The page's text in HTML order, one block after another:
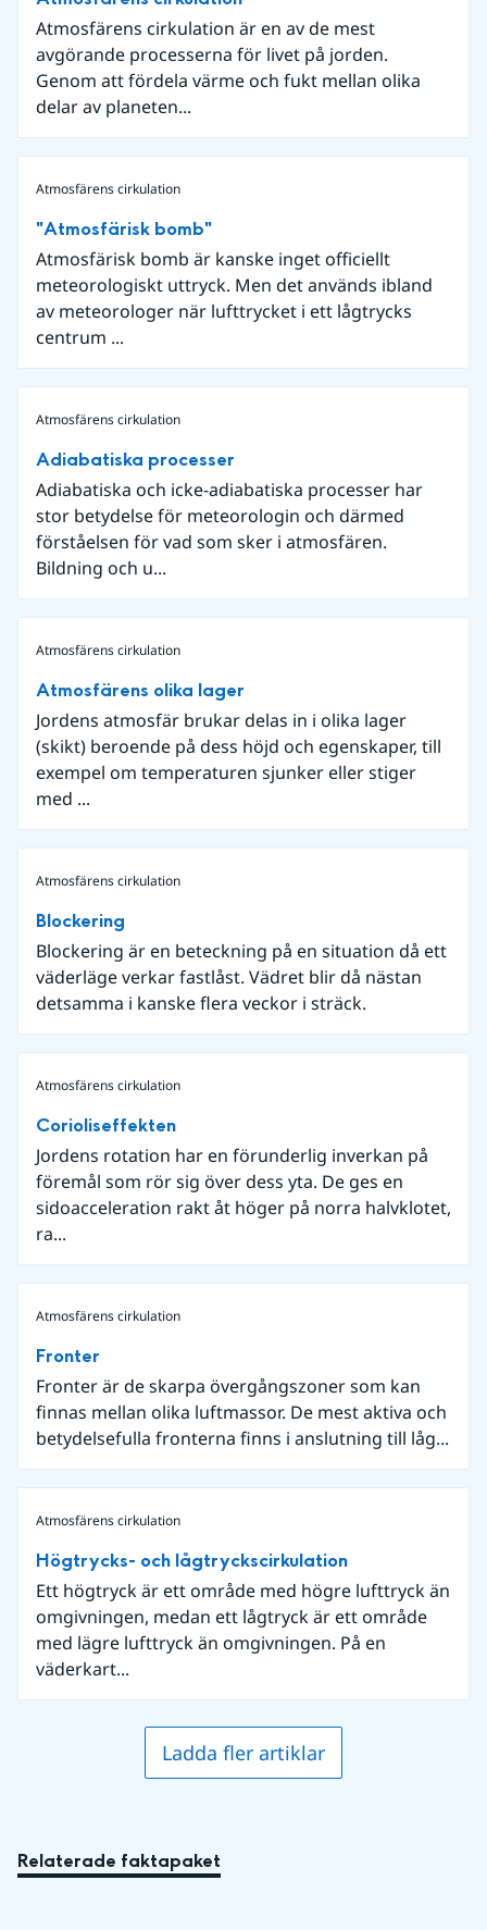
Atmosfärens cirkulation är en av de mest
avgörande processerna för livet på jorden.
Genom att fördela värme och fukt mellan olika
delar av planeten...
Atmosfärens cirkulation
"Atmosfärisk bomb"
Atmosfärisk bomb är kanske inget officiellt
meteorologiskt uttryck. Men det används ibland
av meteorologer när lufttrycket i ett lågtrycks
centrum ...
Atmosfärens cirkulation
Adiabatiska processer
Adiabatiska och icke-adiabatiska processer har
stor betydelse för meteorologin och därmed
förståelsen för vad som sker i atmosfären.
Bildning och u...
Atmosfärens cirkulation
Atmosfärens olika lager
Jordens atmosfär brukar delas in i olika lager
(skikt) beroende på dess höjd och egenskaper, till
exempel om temperaturen sjunker eller stiger
med ...
Atmosfärens cirkulation
Blockering
Blockering är en beteckning på en situation då ett
väderläge verkar fastlåst. Vädret blir då nästan
detsamma i kanske flera veckor i sträck.
Atmosfärens cirkulation
Corioliseffekten
Jordens rotation har en förunderlig inverkan på
föremål som rör sig över dess yta. De ges en
sidoacceleration rakt åt höger på norra halvklotet,
ra...
Atmosfärens cirkulation
Fronter
Fronter är de skarpa övergångszoner som kan
finnas mellan olika luftmassor. De mest aktiva och
betydelsefulla fronterna finns i anslutning till låg...
Atmosfärens cirkulation
Högtrycks- och lågtryckscirkulation
Ett högtryck är ett område med högre lufttryck än
omgivningen, medan ett lågtryck är ett område
med lägre lufttryck än omgivningen. På en
väderkart...
Ladda fler artiklar
Relaterade faktapaket